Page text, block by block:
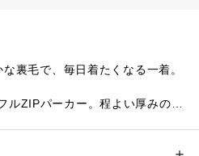
裏毛で、毎日着たくなる一着。
ZIPパーカー。程よい厚みの裏